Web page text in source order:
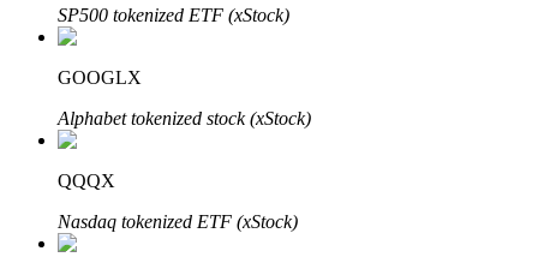
Изучите стейкинг
SP500 tokenized ETF (xStock)
GOOGLX
Alphabet tokenized stock (xStock)
QQQX
Nasdaq tokenized ETF (xStock)